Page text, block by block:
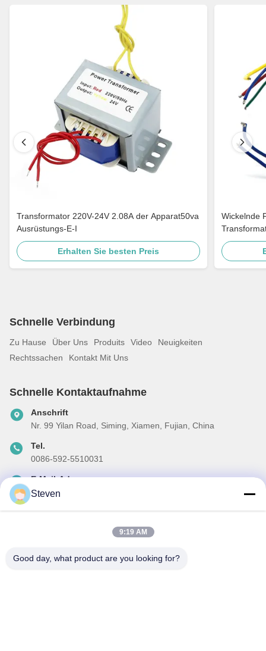
Transformator 220V-24V 2.08A der Apparat50va
Ausrüstungs-E-I
Erhalten Sie besten Preis
Wickelnde
Schnelle Verbindung
Zu Hause Über Uns Produits Video
Neuigkeiten
Rechtssachen
Kontakt Mit Uns
Schnelle Kontaktaufnahme
Anschrift
Nr. 99 Yilan Road, Siming, Xiamen, Fujian, China
Tel.
0086-592-5510031
E-Mail-Adresse
steven@winley-electric.com
Abonnieren Sie unseren Newsletter für Rabatte und mehr.
Steven
9:19 AM
Good day, what product are you looking for?